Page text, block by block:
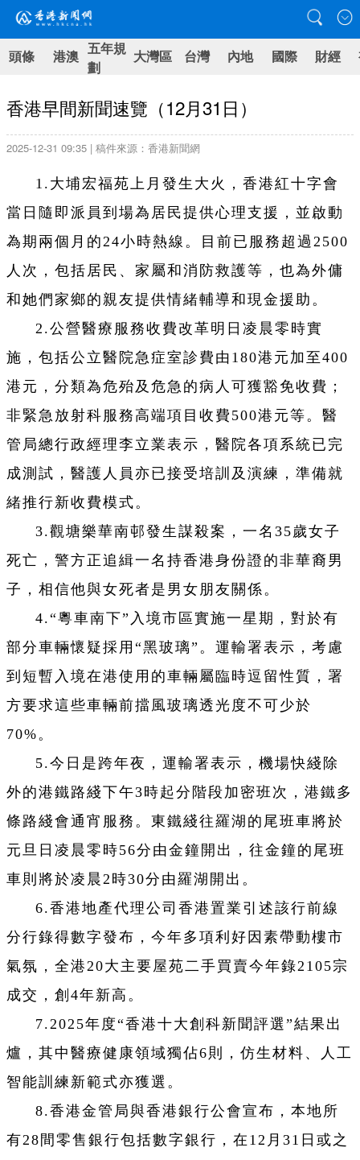
頭條 港澳 五年規
劃
大灣區 台灣 內地 國際 財經
香港早間新聞速覽（12月31日）
2025-12-31 09:35 | 稿件來源：香港新聞網
1.大埔宏福苑上月發生大火，香港紅十字會
當日隨即派員到場為居民提供心理支援，並啟動
為期兩個月的24小時熱線。目前已服務超過2500
人次，包括居民、家屬和消防救護等，也為外傭
和她們家鄉的親友提供情緒輔導和現金援助。
2.公營醫療服務收費改革明日凌晨零時實
施，包括公立醫院急症室診費由180港元加至400
港元，分類為危殆及危急的病人可獲豁免收費；
非緊急放射科服務高端項目收費500港元等。醫
管局總行政經理李立業表示，醫院各項系統已完
成測試，醫護人員亦已接受培訓及演練，準備就
緒推行新收費模式。
3.觀塘樂華南邨發生謀殺案，一名35歲女子
死亡，警方正追緝一名持香港身份證的非華裔男
子，相信他與女死者是男女朋友關係。
4.“粵車南下”入境市區實施一星期，對於有
部分車輛懷疑採用“黑玻璃”。運輸署表示，考慮
到短暫入境在港使用的車輛屬臨時逗留性質，署
方要求這些車輛前擋風玻璃透光度不可少於
70%。
5.今日是跨年夜，運輸署表示，機場快綫除
外的港鐵路綫下午3時起分階段加密班次，港鐵多
條路綫會通宵服務。東鐵綫往羅湖的尾班車將於
元旦日凌晨零時56分由金鐘開出，往金鐘的尾班
車則將於凌晨2時30分由羅湖開出。
6.香港地產代理公司香港置業引述該行前線
分行錄得數字發布，今年多項利好因素帶動樓市
氣氛，全港20大主要屋苑二手買賣今年錄2105宗
成交，創4年新高。
7.2025年度“香港十大創科新聞評選”結果出
爐，其中醫療健康領域獨佔6則，仿生材料、人工
智能訓練新範式亦獲選。
8.香港金管局與香港銀行公會宣布，本地所
有28間零售銀行包括數字銀行，在12月31日或之